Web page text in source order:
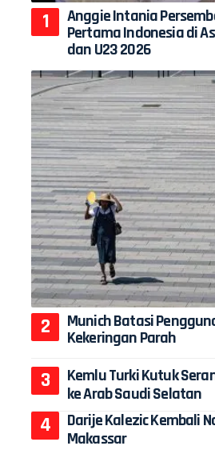
Anggie Intania
Pertama Indonesia di
dan U23 2026
Munich Batasi
Kekeringan Parah
Kemlu Turki Kutuk
ke Arab Saudi Selatan
Darije Kalezic Kembali
Makassar